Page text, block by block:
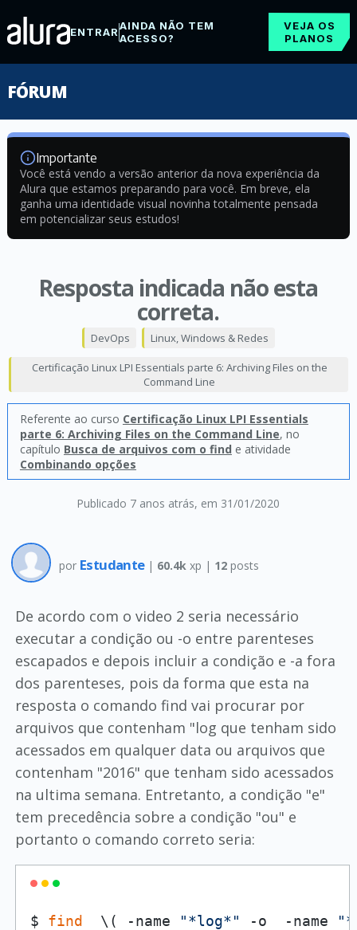
ENTRARAINDA NÃO TEM
ACESSO?
VEJA OS
PLANOS
FÓRUM
Importante
Você está vendo a versão anterior da nova experiência da
Alura que estamos preparando para você. Em breve, ela
ganha uma identidade visual novinha totalmente pensada
em potencializar seus estudos!
Resposta indicada não esta
correta.
Publicado 7 anos atrás, em 31/01/2020
DevOps Linux, Windows & Redes
Certificação Linux LPI Essentials parte 6: Archiving Files on the
Command Line
Referente ao curso Certificação Linux LPI Essentials
parte 6: Archiving Files on the Command Line, no
capítulo Busca de arquivos com o find e atividade
Combinando opções
por Estudante | 60.4k xp | 12posts
De acordo com o video 2 seria necessário
executar a condição ou -o entre parenteses
escapados e depois incluir a condição e -a fora
dos parenteses, pois da forma que esta na
resposta o comando find vai procurar por
arquivos que contenham "log que tenham sido
acessados em qualquer data ou arquivos que
contenham "2016" que tenham sido acessados
na ultima semana. Entretanto, a condição "e"
tem precedência sobre a condição "ou" e
portanto o comando correto seria:
$ find
  \( -name
"*log*" -o  -name